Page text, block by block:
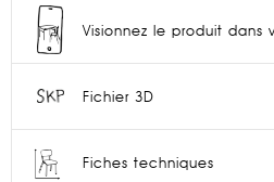
Visionnez le produit dans
Fichier 3D
Fiches techniques